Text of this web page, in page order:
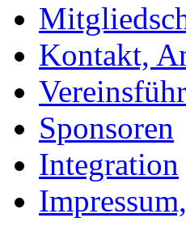
Kontakt,
Sponsoren
Integration